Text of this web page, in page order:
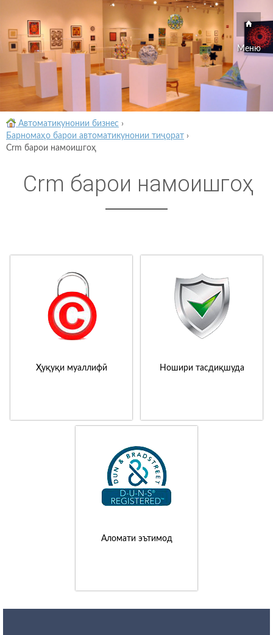
Меню
Автоматикунонии бизнес ›
Барномаҳо барои автоматикунонии тиҷорат ›
Crm барои намоишгоҳ
Crm барои намоишгоҳ
Ҳуқуқи муаллифӣ Ношири тасдиқшуда
Аломати эътимод